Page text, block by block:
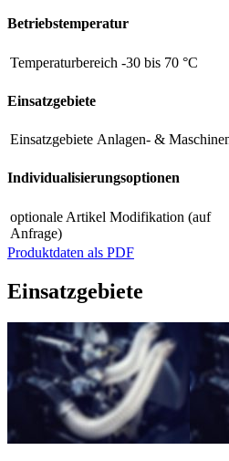
Betriebstemperatur
Temperaturbereich -30 bis 70 °C
Einsatzgebiete
Einsatzgebiete Anlagen- &
Individualisierungsoptionen
optionale Artikel Modifikation (auf
Anfrage)
Produktdaten als PDF
Einsatzgebiete